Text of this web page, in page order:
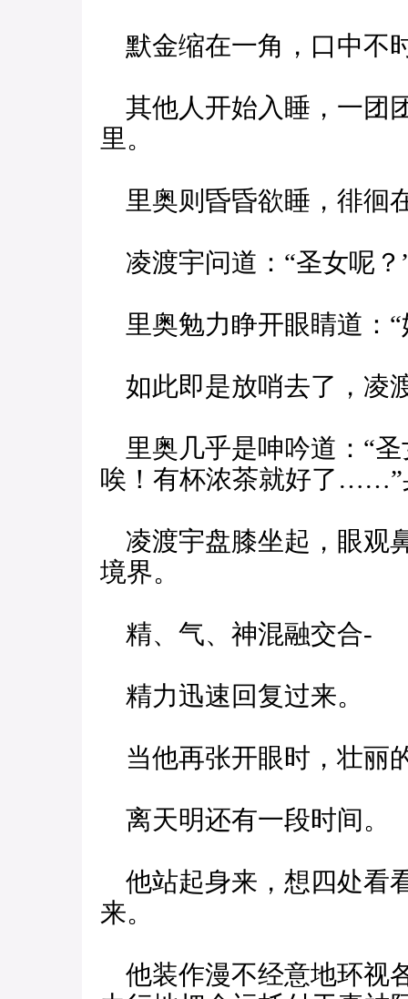
默金缩在一角，口中不
其他人开始入睡，一团
里。
里奥则昏昏欲睡，徘徊
凌渡宇问道：“圣女呢？
里奥勉力睁开眼睛道：“
如此即是放哨去了，凌
里奥几乎是呻吟道：“
唉！有杯浓茶就好了……”
凌渡宇盘膝坐起，眼观
境界。
精、气、神混融交合-
精力迅速回复过来。
当他再张开眼时，壮丽
离天明还有一段时间。
他站起身来，想四处看
来。
他装作漫不经意地环视